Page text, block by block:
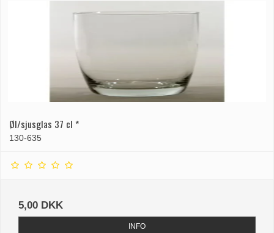
Øl/sjusglas 37 cl *
130-635
5,00 DKK
INFO